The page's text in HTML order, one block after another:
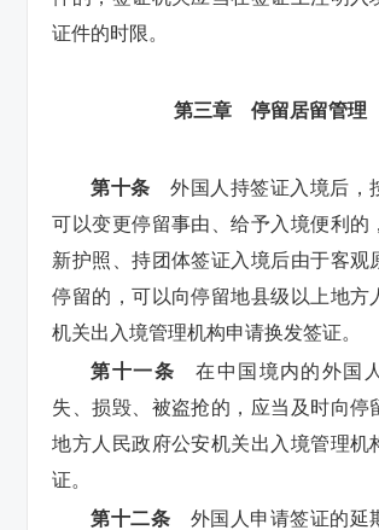
证件的时限。
第三章 停留居留管理
第十条 外国人持签证入境后，
可以变更停留事由、给予入境便利的
新护照、持团体签证入境后由于客观
停留的，可以向停留地县级以上地方
机关出入境管理机构申请换发签证。
第十一条 在中国境内的外国
失、损毁、被盗抢的，应当及时向停
地方人民政府公安机关出入境管理机
证。
第十二条 外国人申请签证的延